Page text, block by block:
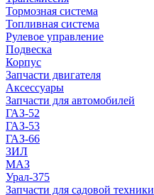
Тормозная система
Топливная система
Рулевое управление
Подвеска
Корпус
Запчасти двигателя
Аксессуары
Запчасти для автомобилей
ГАЗ-52
ГАЗ-53
ГАЗ-66
ЗИЛ
МАЗ
Урал-375
Запчасти для садовой техники